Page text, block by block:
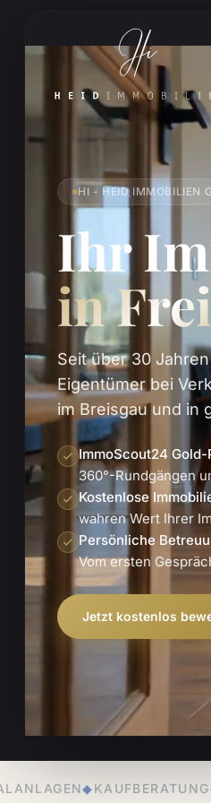
HI - HEID IMMOBILIEN
Ihr
in
Seit über 30
Eigentümer bei
im Breisgau und in
ImmoScout24
360°-Rundgängen
Kostenlose
wahren Wert Ihrer
Persönliche
Vom ersten
Jetzt kostenlos
◆30+ JAHRE